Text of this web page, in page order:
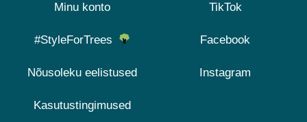
Minu konto
#StyleForTrees
Nõusoleku eelistused
Kasutustingimused
TikTok
Facebook
Instagram